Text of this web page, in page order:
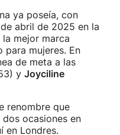
ya poseía, con
abril de 2025 en la
mejor marca
para mujeres. En
de meta a las
y Joyciline
renombre que
ocasiones en
en Londres.